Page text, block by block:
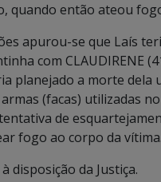
quando então ateou
apurou-se que Laís
com CLAUDIRENE
planejado a morte dela
(facas) utilizadas
de
fogo ao corpo da vítima.
disposição da Justiça.